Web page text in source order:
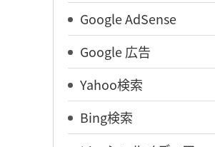
Google AdSense
Google 広告
Yahoo検索
Bing検索